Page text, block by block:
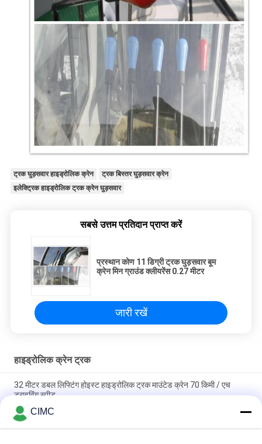
ट्रक घुड़सवार हाइड्रोलिक क्रेन
ट्रक बिस्तर घुड़सवार क्रेन
इलेक्ट्रिक हाइड्रोलिक ट्रक क्रेन घुड़सवार
सबसे उत्तम प्रतिदान प्राप्त करें
प्रस्थान कोण 11 डिग्री ट्रक घुड़सवार बूम
क्रेन मिन ग्राउंड क्लीयरेंस 0.27 मीटर
जारी रखें
हाइड्रोलिक क्रेन ट्रक
32 मीटर डबल लिफ्टिंग होइस्ट हाइड्रोलिक ट्रक माउंटेड क्रेन 70 किमी / एच
ड्राइविंग स्पीड
40 मीटर बूम 25 टन ट्रक क्रेन के साथ टेलीस्कोपिक पूरी तरह से हाइड्रोलिक ट्रक
क्रेन
CIMC